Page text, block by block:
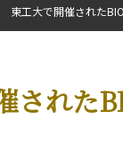
された
東工大で開催された